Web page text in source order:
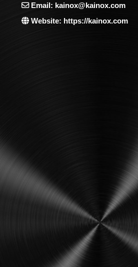
Email: kainox@kainox.com
Website: https://kainox.com